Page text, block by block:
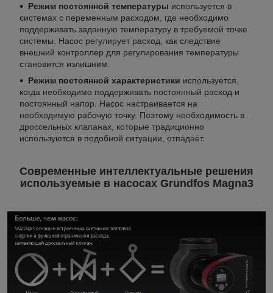
Режим постоянной температуры используется в
системах с переменным расходом, где необходимо
поддерживать заданную температуру в требуемой точке
системы. Насос регулирует расход, как следствие
внешний контроллер для регулирования температуры
становится излишним.
Режим постоянной характеристики используется,
когда необходимо поддерживать постоянный расход и
постоянный напор. Насос настраивается на
необходимую рабочую точку. Поэтому необходимость в
дроссельных клапанах, которые традиционно
используются в подобной ситуации, отпадает.
Современные интеллектуальные решения
используемые в насосах Grundfos Magna3